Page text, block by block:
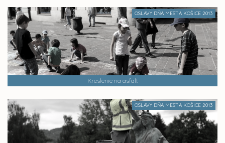
OSLAVY DŇA MESTA KOŠICE 2013
Kreslenie na asfalt
OSLAVY DŇA MESTA KOŠICE 2013